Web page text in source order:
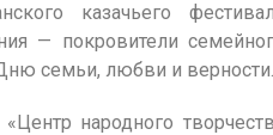
казачьего
— покровители
семьи, любви и верности.
народного